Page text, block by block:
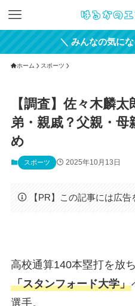
＼ みんなの気に
ホーム スポーツ
【調査】佐々木麟
弟・親戚？父親・母
め
スポーツ 2025年10月13日
【PR】この記事には広
高校通算140本塁打を放
「スタンフォード大学」
選手。